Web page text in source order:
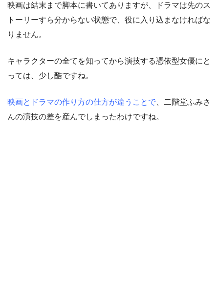
映画は結末まで脚本に書いてありますが、ドラマは先のス
トーリーすら分からない状態で、役に入り込まなければな
りません。
キャラクターの全てを知ってから演技する憑依型女優にと
っては、少し酷ですね。
映画とドラマの作り方の仕方が違うことで 、二階堂ふみさ
んの演技の差を産んでしまったわけですね。